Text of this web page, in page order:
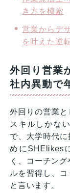
き方を模索
営業からデ
を叶えた逆
外回り営業
社内異動で
外回りの営業
スキルしかな
で、大学時代
めにSHElikes
く、コーチン
ルを習得し、
と言います。